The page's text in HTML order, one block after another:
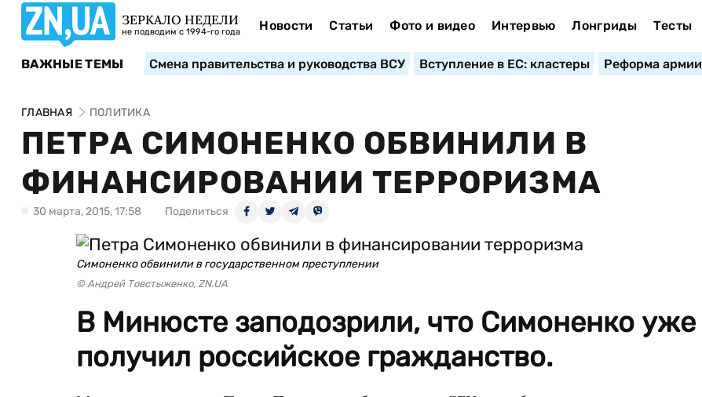
ЗЕРКАЛО НЕДЕЛИ
не подводим с 1994-го года Новости Статьи Фото и видео Интервью Лонгриды Тесты
ВАЖНЫЕ ТЕМЫ Смена правительства и руководства ВСУ Вступление в ЕС: кластеры Реформа армии
ГЛАВНАЯ ПОЛИТИКА
ПЕТРА СИМОНЕНКО ОБВИНИЛИ В
ФИНАНСИРОВАНИИ ТЕРРОРИЗМА
30 марта, 2015, 17:58 Поделиться
Симоненко обвинили в государственном преступлении
© Андрей Товстыженко, ZN.UA
В Минюсте заподозрили, что Симоненко уже
получил российское гражданство.